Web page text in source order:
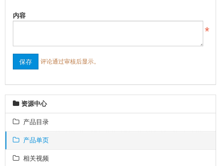
内容
评论通过审核后显示。
资源中心
产品目录
产品单页
相关视频